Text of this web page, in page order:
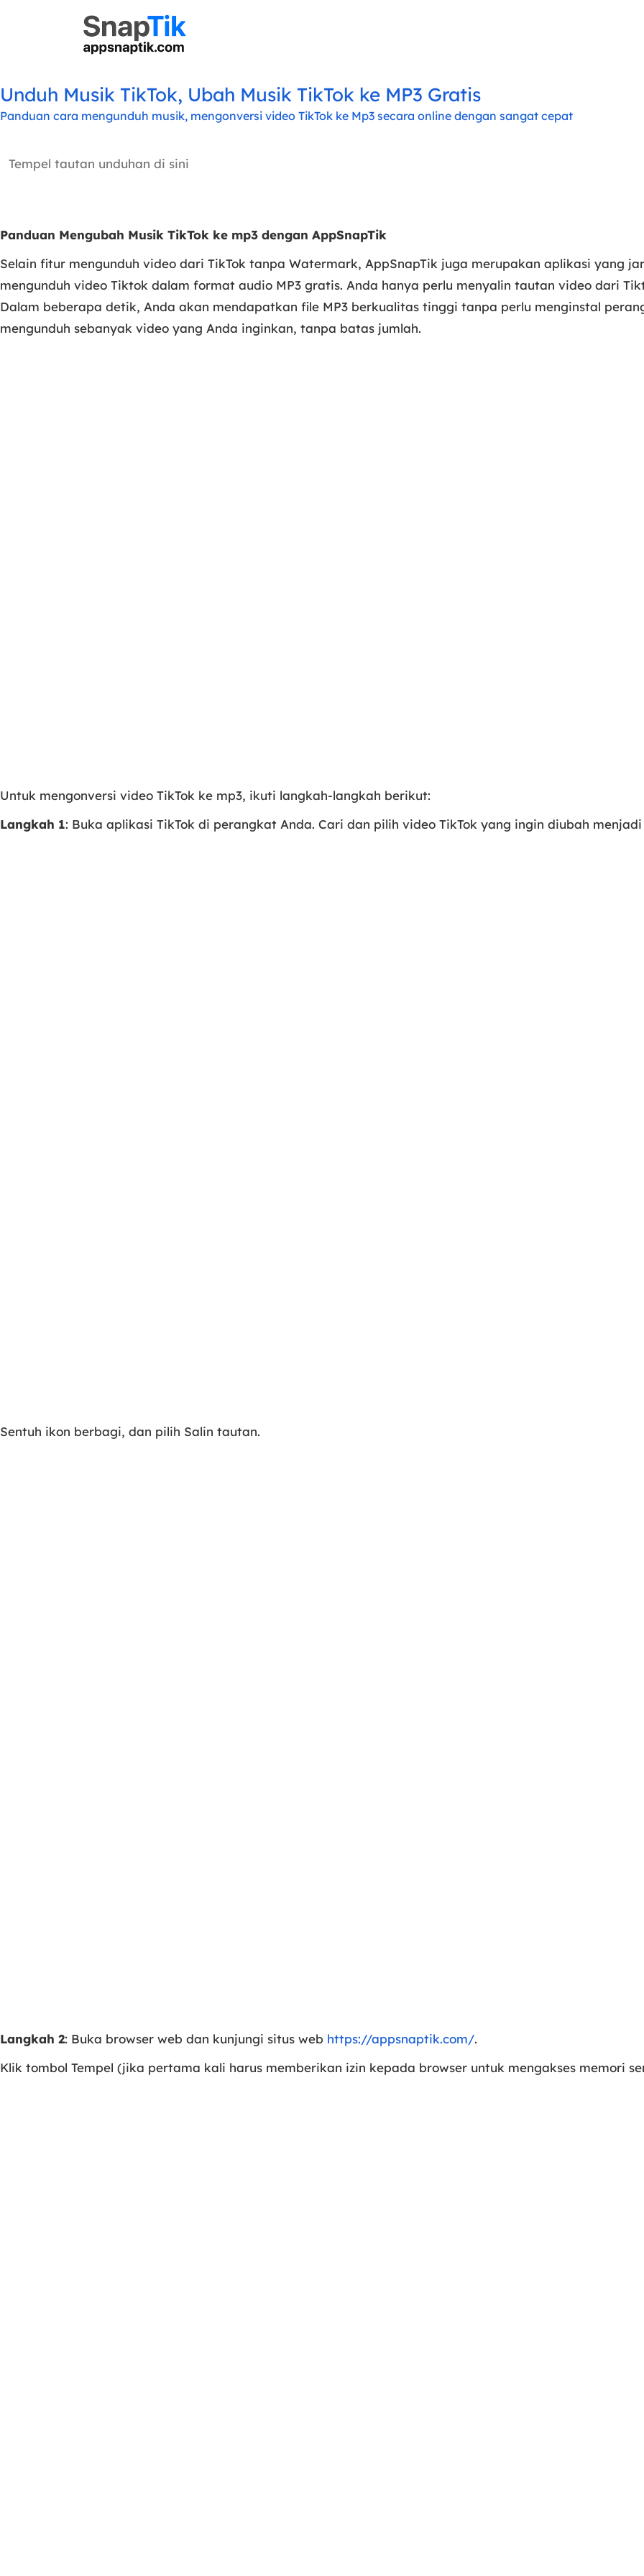
Unduh Musik TikTok, Ubah Musik TikTok ke MP3 Gratis
Panduan cara mengunduh musik, mengonversi video TikTok ke Mp3 secara online dengan sangat cepat
Panduan Mengubah Musik TikTok ke mp3 dengan AppSnapTik
Selain fitur mengunduh video dari TikTok tanpa Watermark, AppSnapTik juga merupakan aplikasi yang
mengunduh video Tiktok dalam format audio MP3 gratis. Anda hanya perlu menyalin tautan video dari
Dalam beberapa detik, Anda akan mendapatkan file MP3 berkualitas tinggi tanpa perlu menginstal
mengunduh sebanyak video yang Anda inginkan, tanpa batas jumlah.
Untuk mengonversi video TikTok ke mp3, ikuti langkah-langkah berikut:
Langkah 1: Buka aplikasi TikTok di perangkat Anda. Cari dan pilih video TikTok yang ingin diubah menjadi
Sentuh ikon berbagi, dan pilih Salin tautan.
Langkah 2: Buka browser web dan kunjungi situs web https://appsnaptik.com/.
Klik tombol Tempel (jika pertama kali harus memberikan izin kepada browser untuk mengakses memori